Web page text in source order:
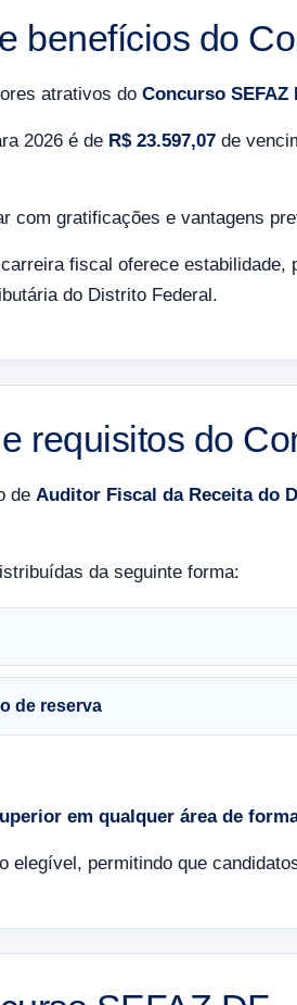
benefícios do
atrativos do Concurso SEFAZ
2026 é de R$ 23.597,07 de
com gratificações e vantagens
fiscal oferece
do Distrito Federal.
requisitos do
de Auditor Fiscal da Receita do
da seguinte forma:
de reserva
em qualquer área de
elegível, permitindo que